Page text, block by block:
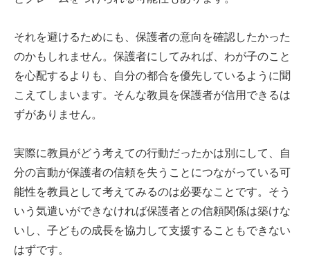
それを避けるためにも、保護者の意向を確認したかった
のかもしれません。保護者にしてみれば、わが子のこと
を心配するよりも、自分の都合を優先しているように聞
こえてしまいます。そんな教員を保護者が信用できるは
ずがありません。
実際に教員がどう考えての行動だったかは別にして、自
分の言動が保護者の信頼を失うことにつながっている可
能性を教員として考えてみるのは必要なことです。そう
いう気遣いができなければ保護者との信頼関係は築けな
いし、子どもの成長を協力して支援することもできない
はずです。